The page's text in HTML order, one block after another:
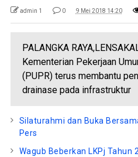
admin 1 0 9 Mei 2018 14:20
PALANGKA
Kementerian Pekerjaan
(PUPR) terus membantu
drainase pada infrastruktur
Silaturahmi dan Buka
Pers
Wagub Beberkan LKPj Tahun